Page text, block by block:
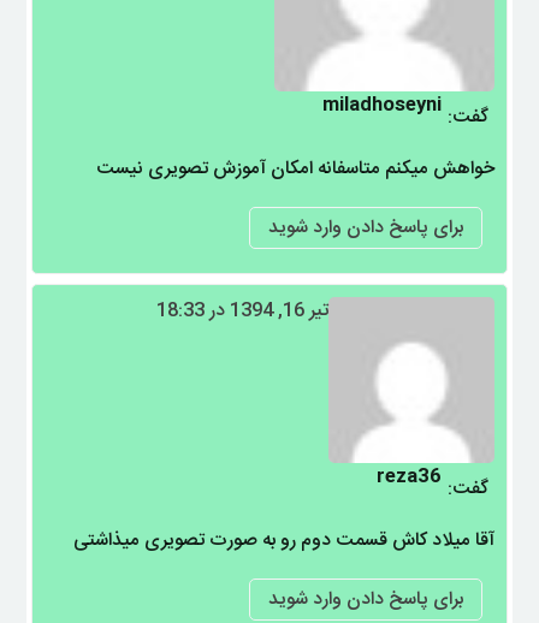
miladhoseyni گفت:
خواهش میکنم متاسفانه امکان آموزش تصویری نیست
برای پاسخ دادن وارد شوید
reza36 گفت:
تیر 16, 1394 در 18:33
آقا میلاد کاش قسمت دوم رو به صورت تصویری میذاشتی
برای پاسخ دادن وارد شوید